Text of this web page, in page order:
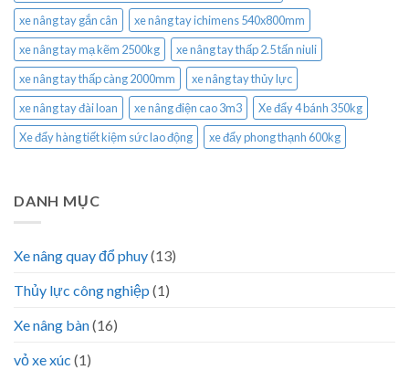
xe nâng tay gắn cân
xe nâng tay ichimens 540x800mm
xe nâng tay mạ kẽm 2500kg
xe nâng tay thấp 2.5 tấn niuli
xe nâng tay thấp càng 2000mm
xe nâng tay thủy lực
xe nâng tay đài loan
xe nâng điện cao 3m3
Xe đẩy 4 bánh 350kg
Xe đẩy hàng tiết kiệm sức lao động
xe đẩy phong thạnh 600kg
DANH MỤC
Xe nâng quay đổ phuy(13)
Thủy lực công nghiệp (1)
Xe nâng bàn(16)
vỏ xe xúc (1)